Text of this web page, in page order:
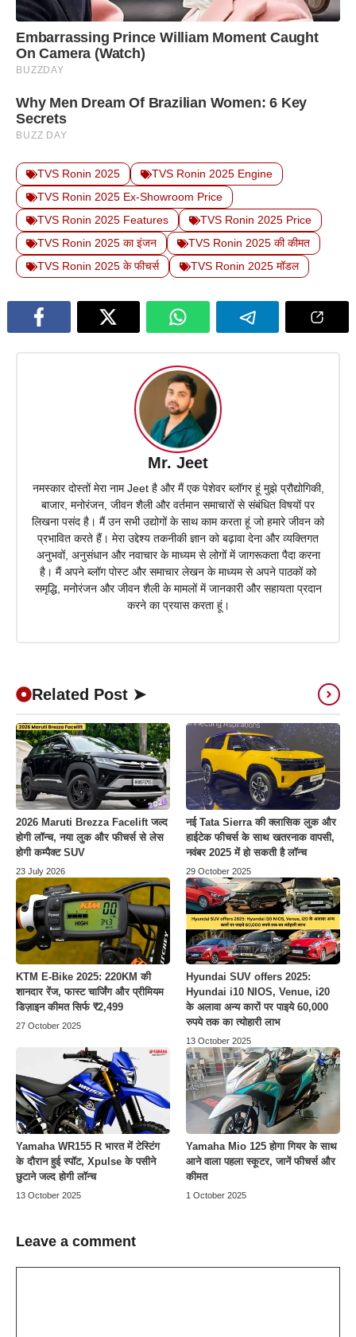
TVS Ronin 2025
TVS Ronin 2025 Engine
TVS Ronin 2025 Ex-Showroom Price
TVS Ronin 2025 Features
TVS Ronin 2025 Price
TVS Ronin 2025 का इंजन
TVS Ronin 2025 की कीमत
TVS Ronin 2025 के फीचर्स
TVS Ronin 2025 मॉडल
Mr. Jeet
नमस्कार दोस्तों मेरा नाम Jeet है और मैं एक पेशेवर ब्लॉगर हूं मुझे प्रौद्योगिकी,
बाजार, मनोरंजन, जीवन शैली और वर्तमान समाचारों से संबंधित विषयों पर
लिखना पसंद है। मैं उन सभी उद्योगों के साथ काम करता हूं जो हमारे जीवन को
प्रभावित करते हैं। मेरा उद्देश्य तकनीकी ज्ञान को बढ़ावा देना और व्यक्तिगत
अनुभवों, अनुसंधान और नवाचार के माध्यम से लोगों में जागरूकता पैदा करना
है। मैं अपने ब्लॉग पोस्ट और समाचार लेखन के माध्यम से अपने पाठकों को
समृद्धि, मनोरंजन और जीवन शैली के मामलों में जानकारी और सहायता प्रदान
करने का प्रयास करता हूं।
Related Post ➤
2026 Maruti Brezza Facelift जल्द
होगी लॉन्च, नया लुक और फीचर्स से लेस
होगी कम्पैक्ट SUV
23 July 2026
नई Tata Sierra की क्लासिक लुक और
हाईटेक फीचर्स के साथ खतरनाक वापसी,
नवंबर 2025 में हो सकती है लॉन्च
29 October 2025
KTM E-Bike 2025: 220KM की
शानदार रेंज, फास्ट चार्जिंग और प्रीमियम
डिज़ाइन कीमत सिर्फ ₹2,499
27 October 2025
Hyundai SUV offers 2025:
Hyundai i10 NIOS, Venue, i20
के अलावा अन्य कारों पर पाइये 60,000
रुपये तक का त्योहारी लाभ
13 October 2025
Yamaha WR155 R भारत में टेस्टिंग
के दौरान हुई स्पॉट, Xpulse के पसीने
छुटाने जल्द होगी लॉन्च
13 October 2025
Yamaha Mio 125 होगा गियर के साथ
आने वाला पहला स्कूटर, जानें फीचर्स और
कीमत
1 October 2025
Leave a comment